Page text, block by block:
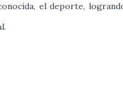
el deporte,